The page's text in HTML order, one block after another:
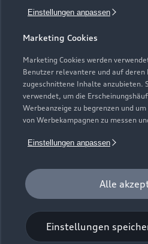
Einstellungen anpassen
Marketing Cookies
Marketing Cookies werden
Benutzer relevantere und auf deren
zugeschnittene Inhalte anzubieten.
verwendet, um die
Werbeanzeige zu begrenzen und
von Werbekampagnen zu messen
Einstellungen anpassen
Alle
Einstellungen
Geschäftskunden
Audi Services
Garantie
Audi digital services
myAudi
Audi Code
Häufige Fragen (FAQ)
Audi Online Beratung
Online-Terminvereinbarung
Servicekontakt
Bordbuch &
Verträge kündigen
Über Audi
Unternehmen
Karriere
Investor Relations
Audi erleben
© 2026 AUDI AG. Alle Rechte
Impressum Rechtliches
Cookie-Richtlinie
Digital Services Act
EU Data